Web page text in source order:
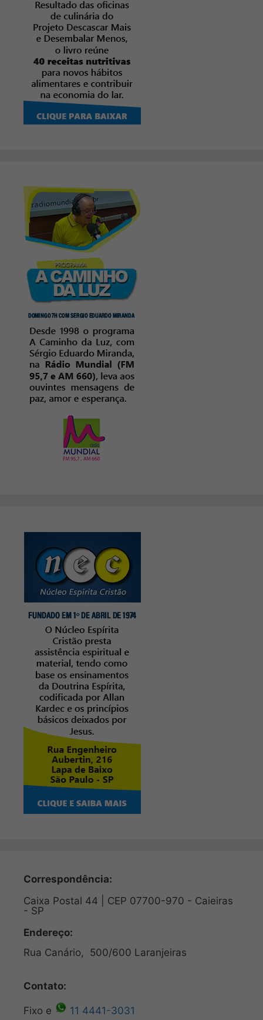
Correspondência:
Caixa Postal 44 | CEP 07700-970 - Caieiras
- SP
Endereço:
Rua Canário, 500/600 Laranjeiras
Contato:
Fixo e 11 4441-3031